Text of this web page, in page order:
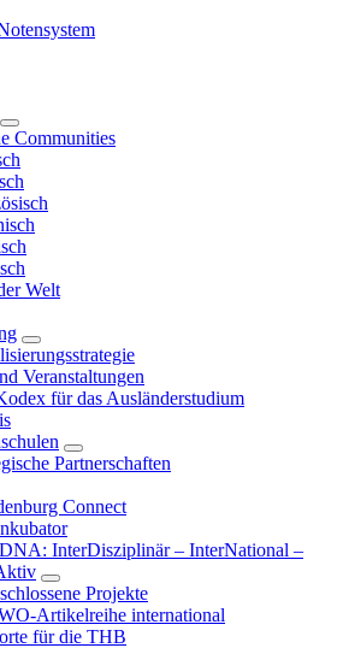
Communities
Welt
Veranstaltungen
für das Ausländerstudium
Partnerschaften
Connect
InterDisziplinär – InterNational –
Projekte
Artikelreihe international
für die THB